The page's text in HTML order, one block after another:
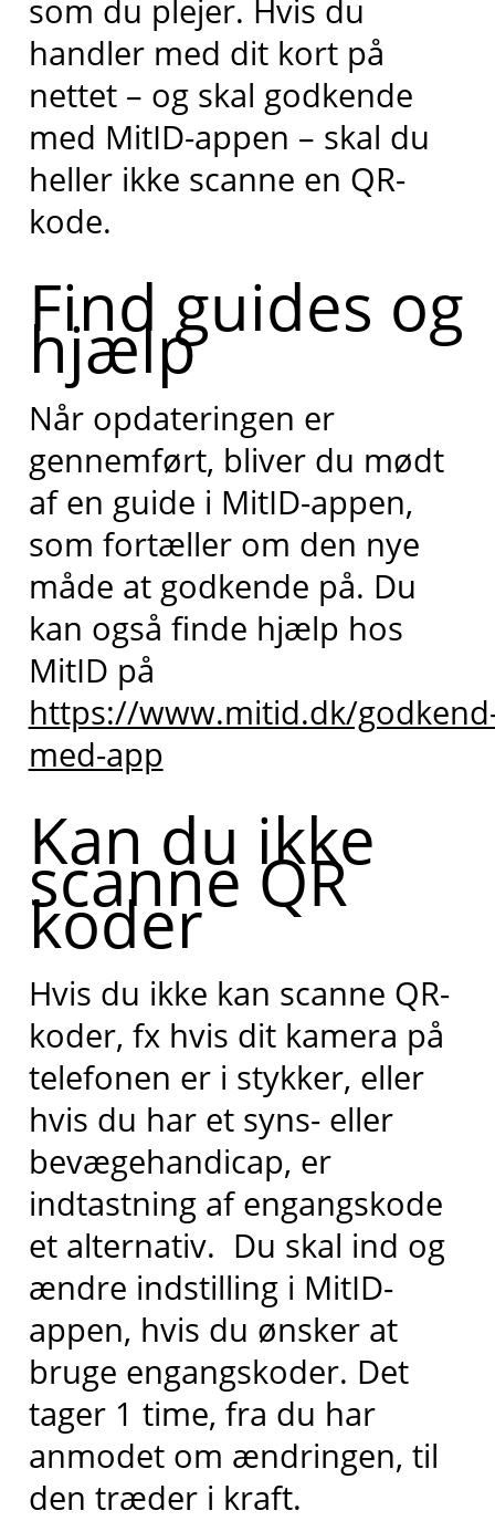
som du plejer. Hvis du
handler med dit kort på
nettet – og skal godkende
med MitID-appen – skal du
heller ikke scanne en QR-
kode.
Find guides og
hjælp
Når opdateringen er
gennemført, bliver du mødt
af en guide i MitID-appen,
som fortæller om den nye
måde at godkende på. Du
kan også finde hjælp hos
MitID på
https://www.mitid.dk/
med-app
Kan du ikke
scanne QR
koder
Hvis du ikke kan scanne QR-
koder, fx hvis dit kamera på
telefonen er i stykker, eller
hvis du har et syns- eller
bevægehandicap, er
indtastning af engangskode
et alternativ. Du skal ind og
ændre indstilling i MitID-
appen, hvis du ønsker at
bruge engangskoder. Det
tager 1 time, fra du har
anmodet om ændringen, til
den træder i kraft.